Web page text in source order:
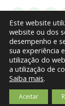
© Vitacress –
Termos e
Política de
Isenção de
Este website
website ou dos
desempenho e
sua experiência
utilização do
a utilização de
Saiba mais.
Aceitar